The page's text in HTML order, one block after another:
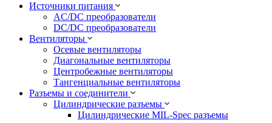
Источники питания
AC/DC преобразователи
DC/DC преобразователи
Вентиляторы
Осевые вентиляторы
Диагональные вентиляторы
Центробежные вентиляторы
Тангенциальные вентиляторы
Разъемы и соединители
Цилиндрические разъемы
Цилиндрические MIL-Spec разъемы